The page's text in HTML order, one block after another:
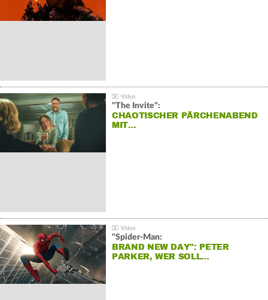
"The Invite":
CHAOTISCHER PÄRCHENABEND
MIT…
"Spider-Man:
BRAND NEW DAY": PETER
PARKER, WER SOLL…